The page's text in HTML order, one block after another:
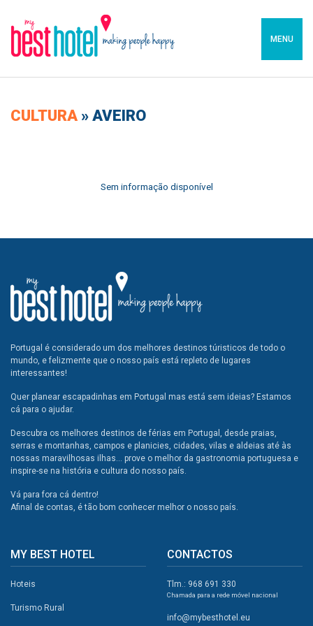
MENU
CULTURA » AVEIRO
Sem informação disponível
Portugal é considerado um dos melhores destinos túristicos de todo o
mundo, e felizmente que o nosso país está repleto de lugares
interessantes!
Quer planear escapadinhas em Portugal mas está sem ideias? Estamos
cá para o ajudar.
Descubra os melhores destinos de férias em Portugal, desde praias,
serras e montanhas, campos e planicies, cidades, vilas e aldeias até às
nossas maravilhosas ilhas... prove o melhor da gastronomia portuguesa e
inspire-se na história e cultura do nosso país.
Vá para fora cá dentro!
Afinal de contas, é tão bom conhecer melhor o nosso país.
MY BEST HOTEL
Hoteis
Turismo Rural
CONTACTOS
Tlm.: 968 691 330
Chamada para a rede móvel nacional
info@mybesthotel.eu